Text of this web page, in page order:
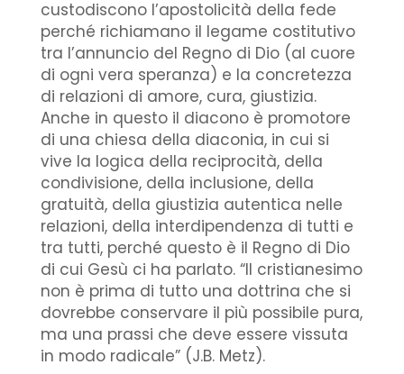
custodiscono l’apostolicità della fede
perché richiamano il legame costitutivo
tra l’annuncio del Regno di Dio (al cuore
di ogni vera speranza) e la concretezza
di relazioni di amore, cura, giustizia.
Anche in questo il diacono è promotore
di una chiesa della diaconia, in cui si
vive la logica della reciprocità, della
condivisione, della inclusione, della
gratuità, della giustizia autentica nelle
relazioni, della interdipendenza di tutti e
tra tutti, perché questo è il Regno di Dio
di cui Gesù ci ha parlato. “Il cristianesimo
non è prima di tutto una dottrina che si
dovrebbe conservare il più possibile pura,
ma una prassi che deve essere vissuta
in modo radicale” (J.B. Metz).